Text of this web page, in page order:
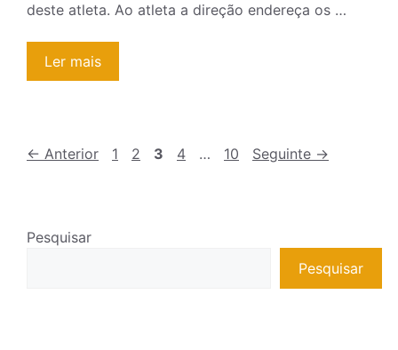
deste atleta. Ao atleta a direção endereça os …
Ler mais
← Anterior 1 2 3 4 … 10 Seguinte →
Pesquisar
Pesquisar